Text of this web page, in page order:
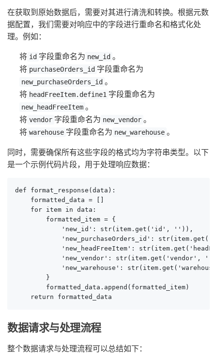
在获取到原始数据后，需要对其进行清洗和转换。根据元数
据配置，我们需要对响应中的字段进行重命名和格式化处
理。例如：
将 id 字段重命名为 new_id 。
将 purchaseOrders_id 字段重命名为
new_purchaseOrders_id 。
将 headFreeItem.define1 字段重命名为
new_headFreeItem 。
将 vendor 字段重命名为 new_vendor 。
将 warehouse 字段重命名为 new_warehouse 。
同时，需要确保所有这些字段的格式均为字符串类型。以下
是一个示例代码片段，用于处理响应数据：
def format_response(data):
    formatted_data = []
    for item in data:
        formatted_item = {
            'new_id': str(item.get('id', '')),
'new_purchaseOrders_id':
'new_headFreeItem':
'new_vendor': str(item.get('vendor',
'new_warehouse':
        }
        formatted_data.append(formatted_item)
    return formatted_data
数据请求与处理流程
整个数据请求与处理流程可以总结如下：